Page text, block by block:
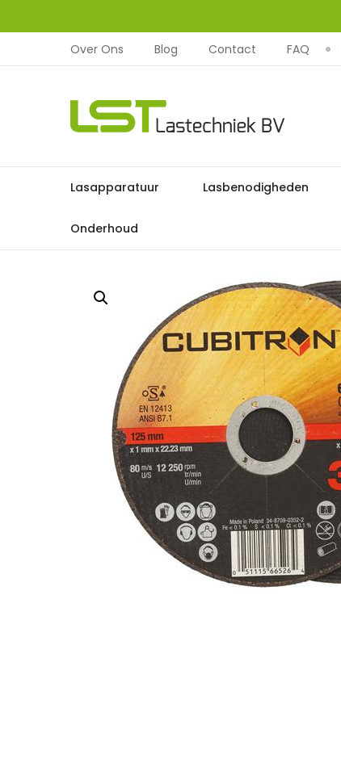
Over Ons Blog Contact FAQ
Lasapparatuur Lasbenodigheden
Onderhoud
Home Lasbenodigheden